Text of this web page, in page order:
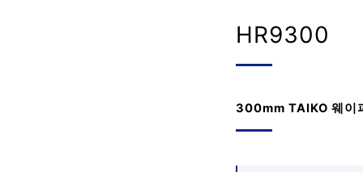
HR9300
300mm TAIKO 웨이